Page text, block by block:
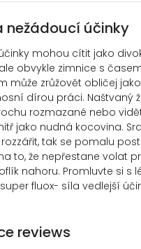
nežádoucí účinky
mohou cítit jako
obvykle zimnice s
může zrůžovět obličej
dírou práci.
rozmazané nebo
jako nudná kocovina.
tak se pomalu
to, že nepřestane volat
nahoru. Promluvte si s
fluox- síla vedlejší
reviews